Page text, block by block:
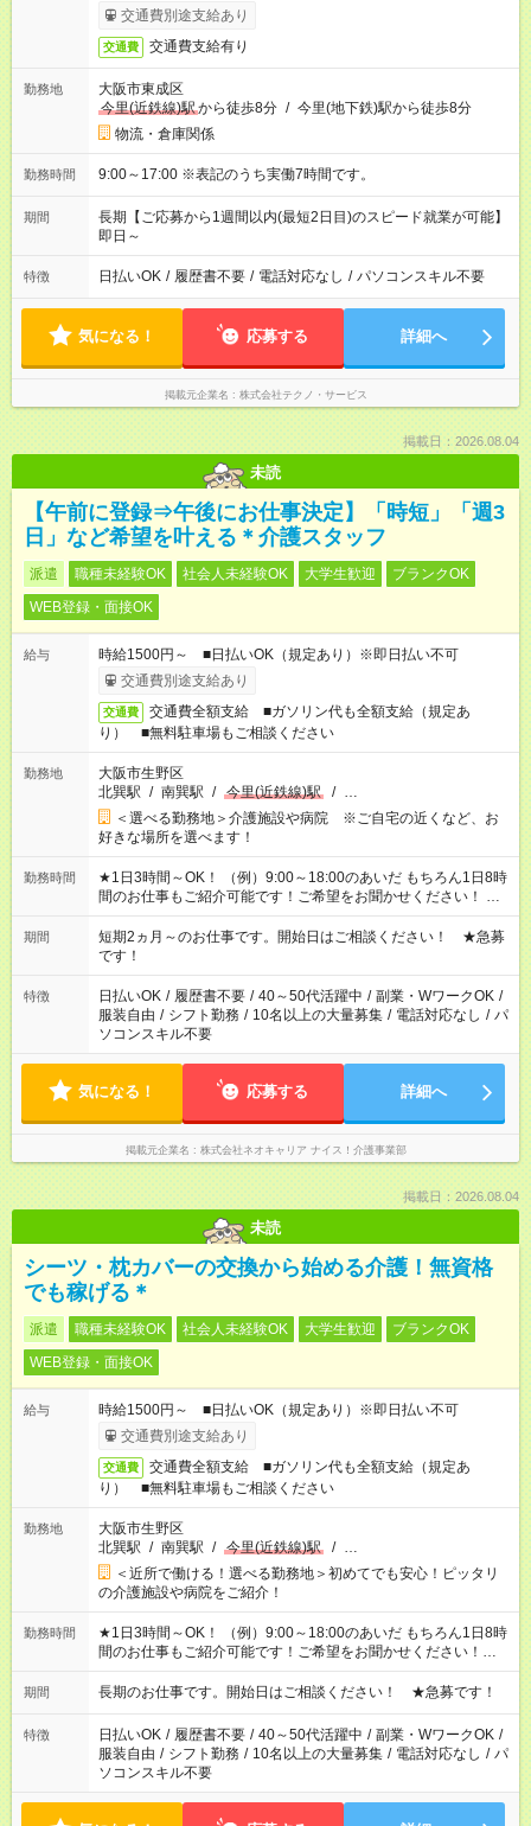
交通費別途支給あり
交通費 交通費支給有り
勤務地
大阪市東成区
今里(近鉄線)駅から徒歩8分 / 今里(地下鉄)駅から徒歩8分
物流・倉庫関係
勤務時間 9:00～17:00 ※表記のうち実働7時間です。
期間
長期【ご応募から1週間以内(最短2日目)のスピード就業が可能】
即日～
特徴 日払いOK / 履歴書不要 / 電話対応なし / パソコンスキル不要
気になる！ 応募する 詳細へ
掲載元企業名 株式会社テクノ・サービス
掲載日：2026.08.04
未読
【午前に登録⇒午後にお仕事決定】「時短」「週3
日」など希望を叶える＊介護スタッフ
派遣 職種未経験OK 社会人未経験OK 大学生歓迎
ブランクOK
WEB登録・面接OK
給与
時給1500円～ ■日払いOK（規定あり）※即日払い不可
交通費別途支給あり
交通費
交通費全額支給 ■ガソリン代も全額支給（規定あ
り） ■無料駐車場もご相談ください
勤務地
大阪市生野区
北巽駅 / 南巽駅 / 今里(近鉄線)駅 / …
＜選べる勤務地＞介護施設や病院 ※ご自宅の近くなど、お
好きな場所を選べます！
勤務時間
★1日3時間～OK！ （例）9:00～18:00のあいだ もちろん1日8時
間のお仕事もご紹介可能です！ご希望をお聞かせください！ ※
週最低15時間以上の勤務が必要です
期間
短期2ヵ月～のお仕事です。開始日はご相談ください！ ★急募
です！
特徴 日払いOK / 履歴書不要 / 40～50代活躍中 / 副業・WワークOK /
服装自由 / シフト勤務 / 10名以上の大量募集 / 電話対応なし / パ
ソコンスキル不要
気になる！ 応募する 詳細へ
掲載元企業名 株式会社ネオキャリア ナイス！介護事業部
掲載日：2026.08.04
未読
シーツ・枕カバーの交換から始める介護！無資格
でも稼げる＊
派遣 職種未経験OK 社会人未経験OK 大学生歓迎
ブランクOK
WEB登録・面接OK
給与
時給1500円～ ■日払いOK（規定あり）※即日払い不可
交通費別途支給あり
交通費
交通費全額支給 ■ガソリン代も全額支給（規定あ
り） ■無料駐車場もご相談ください
勤務地
大阪市生野区
北巽駅 / 南巽駅 / 今里(近鉄線)駅 / …
＜近所で働ける！選べる勤務地＞初めてでも安心！ピッタリ
の介護施設や病院をご紹介！
勤務時間
★1日3時間～OK！ （例）9:00～18:00のあいだ もちろん1日8時
間のお仕事もご紹介可能です！ご希望をお聞かせください！★家
庭の都合でお休みが必要な場合も遠慮なくご相談ください。 ※
週最低15時間以上の勤務が必要です
期間 長期のお仕事です。開始日はご相談ください！ ★急募です！
特徴 日払いOK / 履歴書不要 / 40～50代活躍中 / 副業・WワークOK /
服装自由 / シフト勤務 / 10名以上の大量募集 / 電話対応なし / パ
ソコンスキル不要